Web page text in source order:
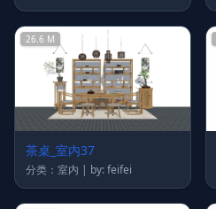
26.6 M
茶桌_室内37
分类：室内 | by: feifei